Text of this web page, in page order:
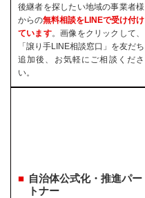
後継者を探したい地域の事業者様
からの無料相談をLINEで受け付け
ています。画像をクリックして、
「譲り手LINE相談窓口」を友だち
追加後、お気軽にご相談くださ
い。
自治体公式化・推進パー
トナー